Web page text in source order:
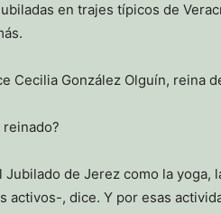
en trajes típicos de
Cecilia González Olguín, reina
de Jerez como la
activos-, dice. Y por esas